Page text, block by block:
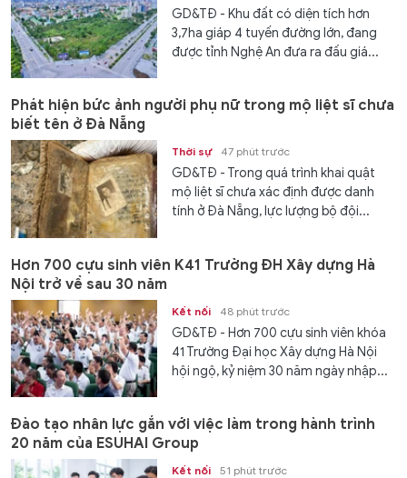
GD&TĐ - Khu đất có diện tích hơn
3,7ha giáp 4 tuyến đường lớn, đang
được tỉnh Nghệ An đưa ra đấu giá...
Phát hiện bức ảnh người phụ nữ trong mộ liệt sĩ chưa
biết tên ở Đà Nẵng
Thời sự 47 phút trước
GD&TĐ - Trong quá trình khai quật
mộ liệt sĩ chưa xác định được danh
tính ở Đà Nẵng, lực lượng bộ đội...
Hơn 700 cựu sinh viên K41 Trường ĐH Xây dựng Hà
Nội trở về sau 30 năm
Kết nối 48 phút trước
GD&TĐ - Hơn 700 cựu sinh viên khóa
41 Trường Đại học Xây dựng Hà Nội
hội ngộ, kỷ niệm 30 năm ngày nhập...
Đào tạo nhân lực gắn với việc làm trong hành trình
20 năm của ESUHAI Group
Kết nối 51 phút trước